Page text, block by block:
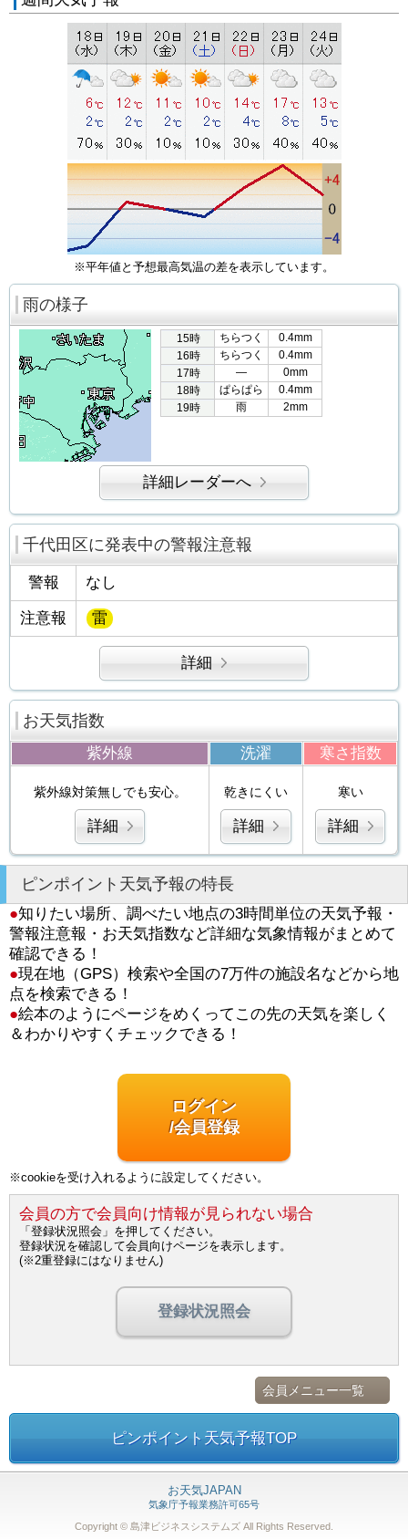
※平年値と予想最高気温の差を表示しています。
雨の様子
15時 ちらつく
0.4mm
16時
ちらつく
0.4mm
17時
―
0mm
18時
ぱらぱら
0.4mm
19時
雨 2mm
詳細レーダーへ
千代田区に発表中の警報注意報
警報 なし
注意報 雷
詳細
お天気指数
紫外線 洗濯 寒さ指数
紫外線対策無しでも安心。
詳細
乾きにくい
詳細
寒い
詳細
ピンポイント天気予報の特長
●知りたい場所、調べたい地点の3時間単位の天気予報・
警報注意報・お天気指数など詳細な気象情報がまとめて
確認できる！
●現在地（GPS）検索や全国の7万件の施設名などから地
点を検索できる！
●絵本のようにページをめくってこの先の天気を楽しく
＆わかりやすくチェックできる！
ログイン
/会員登録
※cookieを受け入れるように設定してください。
会員の方で会員向け情報が見られない場合
「登録状況照会」を押してください。
登録状況を確認して会員向けページを表示します。
(※2重登録にはなりません)
登録状況照会
会員メニュー一覧
ピンポイント天気予報TOP
お天気JAPAN
気象庁予報業務許可65号
Copyright © 島津ビジネスシステムズ All Rights Reserved.